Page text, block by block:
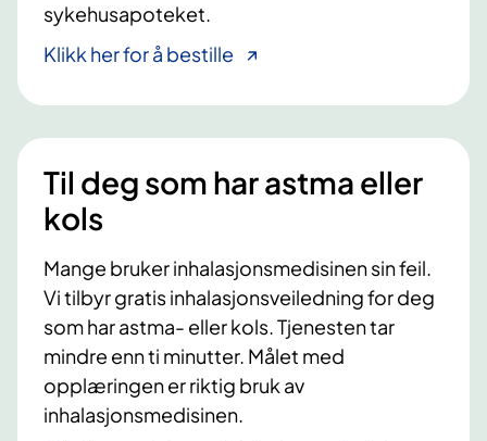
sykehusapoteket.
Klikk her for å bestille
Til deg som har astma eller
kols
Mange bruker inhalasjonsmedisinen sin feil.
Vi tilbyr gratis inhalasjonsveiledning for deg
som har astma- eller kols. Tjenesten tar
mindre enn ti minutter. Målet med
opplæringen er riktig bruk av
inhalasjonsmedisinen.